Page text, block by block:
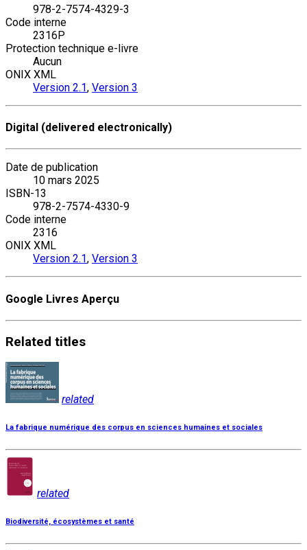
978-2-7574-4329-3
Code interne
2316P
Protection technique e-livre
Aucun
ONIX XML
Version 2.1, Version 3
Digital (delivered electronically)
Date de publication
10 mars 2025
ISBN-13
978-2-7574-4330-9
Code interne
2316
ONIX XML
Version 2.1, Version 3
Google Livres Aperçu
Related titles
related
La fabrique numérique des corpus en sciences humaines et sociales
related
Biodiversité, écosystèmes et santé